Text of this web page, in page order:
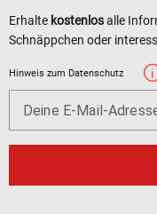
Erhalte kostenlosalle
Schnäppchen oder
Hinweis zum Datenschutz
Deine E-Mail-